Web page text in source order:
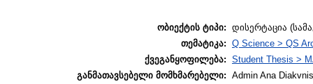
ობიექტის ტიპი: დისერტაცია
თემატიკა: Q Science > QS
ქვეგანყოფილება: Student Thesis >
განმათავსებელი მომხმარებელი: Admin Ana